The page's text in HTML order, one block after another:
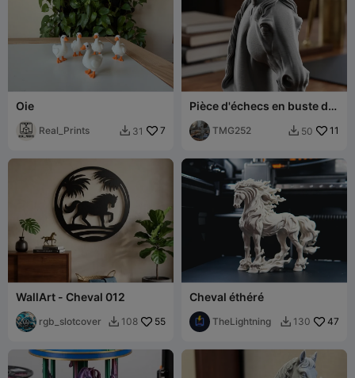
Oie
Real_Prints  31 7
Pièce d'échecs en buste de
cheval
TMG252  50 11
WallArt - Cheval 012
rgb_slotcover  108 55
Cheval éthéré
TheLightning  130 47